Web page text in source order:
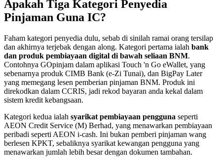
Apakah Tiga Kategori Penyedia
Pinjaman Guna IC?
Faham kategori penyedia dulu, sebab di sinilah ramai orang tersilap
dan akhirnya terjebak dengan along. Kategori pertama ialah bank
dan produk pembiayaan digital di bawah seliaan BNM.
Contohnya GOpinjam dalam aplikasi Touch 'n Go eWallet, yang
sebenarnya produk CIMB Bank (e-Zi Tunai), dan BigPay Later
yang memegang lesen pemberian pinjaman BNM. Produk ini
direkodkan dalam CCRIS, jadi rekod bayaran anda kekal dalam
sistem kredit kebangsaan.
Kategori kedua ialah syarikat pembiayaan pengguna seperti
AEON Credit Service (M) Berhad, yang menawarkan pembiayaan
peribadi seperti AEON i-cash. Ini bukan pemberi pinjaman wang
berlesen KPKT, sebaliknya syarikat kewangan pengguna yang
menawarkan jumlah lebih besar dengan dokumen tambahan.